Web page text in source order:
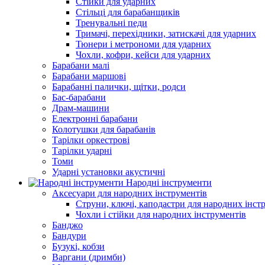
Стільці для барабанщиків
Тренувальні педи
Тримачі, перехідники, затискачі для ударних
Тюнери і метрономи для ударних
Чохли, кофри, кейси для ударних
Барабани малі
Барабани маршові
Барабанні палички, щітки, родси
Бас-барабани
Драм-машини
Електронні барабани
Колотушки для барабанів
Тарілки оркестрові
Тарілки ударні
Томи
Ударні установки акустичні
Народні інструменти
Аксесуари для народних інструментів
Струни, ключі, каподастри для народних
Чохли і стійки для народних інструментів
Банджо
Бандури
Бузукі, кобзи
Варгани (дримби)